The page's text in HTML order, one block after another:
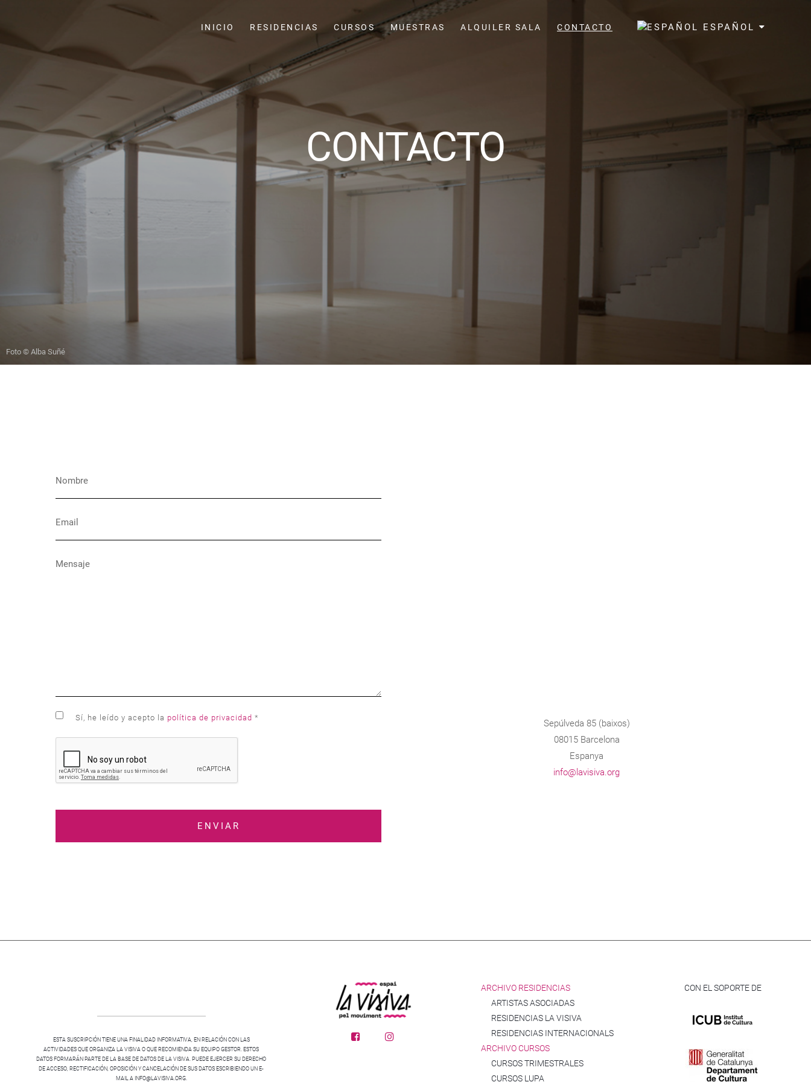
INICIO RESIDENCIAS CURSOS MUESTRAS ALQUILER SALA CONTACTO ESPAÑOL
CONTACTO
Foto © Alba Suñé
Sí, he leído y acepto la política de privacidad *
ENVIAR
Sepúlveda 85 (baixos)
08015 Barcelona
Espanya
info@lavisiva.org
ESTA SUSCRIPCIÓN TIENE UNA FINALIDAD INFORMATIVA, EN RELACIÓN CON LAS
ACTIVIDADES QUE ORGANIZA LA VISIVA O QUE RECOMIENDA SU EQUIPO GESTOR. ESTOS
DATOS FORMARÁN PARTE DE LA BASE DE DATOS DE LA VISIVA. PUEDE EJERCER SU DERECHO
DE ACCESO, RECTIFICACIÓN, OPOSICIÓN Y CANCELACIÓN DE SUS DATOS ESCRIBIENDO UN E-
MAIL A INFO@LAVISIVA.ORG.
ARCHIVO RESIDENCIAS
ARTISTAS ASOCIADAS
RESIDENCIAS LA VISIVA
RESIDENCIAS INTERNACIONALS
ARCHIVO CURSOS
CURSOS TRIMESTRALES
CURSOS LUPA
CON EL SOPORTE DE